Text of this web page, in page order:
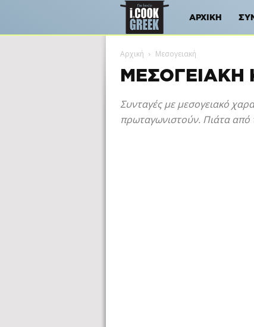
iCookGreek
ΑΡΧΙΚΉ
Αρχική Μεσογειακή
ΜΕΣΟΓΕΙΑΚΉ
Συνταγές με μεσογειακό
πρωταγωνιστούν. Πιάτα από